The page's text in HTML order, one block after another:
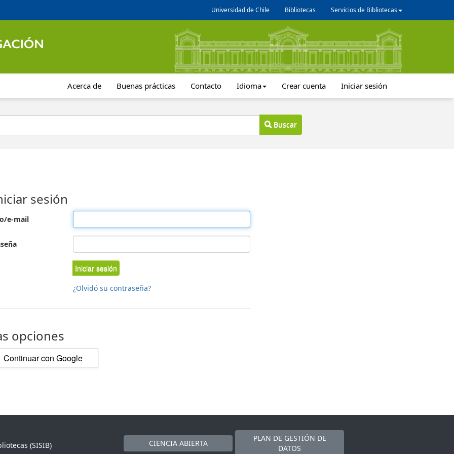
Universidad de Chile Bibliotecas Servicios de Bibliotecas
Acerca de Buenas prácticas Contacto Idioma Crear cuenta Iniciar sesión
Buscar
sesión
e-mail
Iniciar sesión
¿Olvidó su contraseña?
opciones
Continuar con Google
(SISIB)
CIENCIA ABIERTA
PLAN DE GESTIÓN DE
DATOS